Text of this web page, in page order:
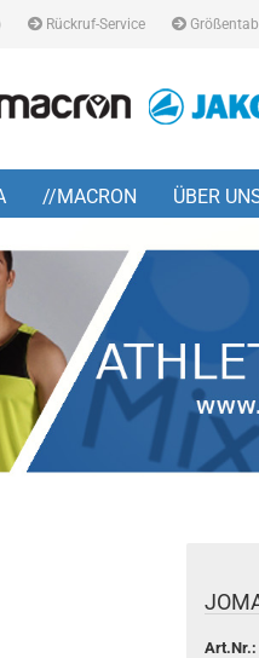
Rückruf-Service
Passwort
Konto erstellen
Passwort vergessen?
//MACRON ÜBER
Art.Nr.: